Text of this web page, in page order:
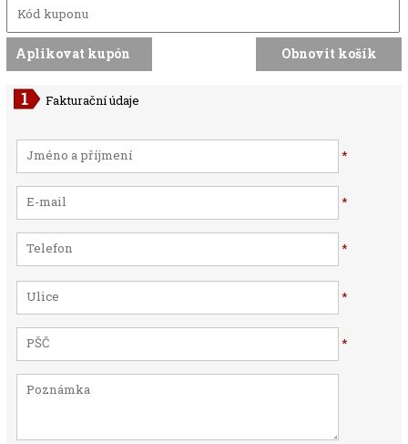
Fakturační údaje
*
*
*
*
*